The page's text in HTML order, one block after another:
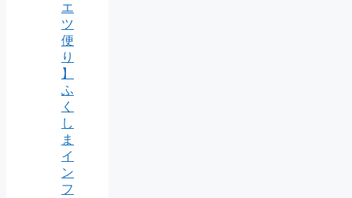
エ
ツ
便
り
】
ふ
く
し
ま
イ
ン
フ